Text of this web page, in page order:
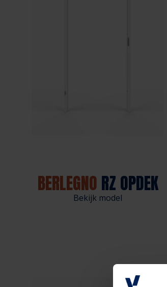
BERLEGNO RZ OPDEK
Bekijk model